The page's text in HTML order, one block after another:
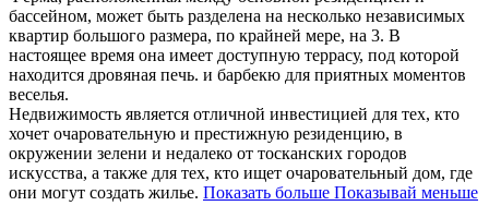
бассейном, может быть разделена на несколько независимых
квартир большого размера, по крайней мере, на 3. В
настоящее время она имеет доступную террасу, под которой
находится дровяная печь. и барбекю для приятных моментов
веселья.
Недвижимость является отличной инвестицией для тех, кто
хочет очаровательную и престижную резиденцию, в
окружении зелени и недалеко от тосканских городов
искусства, а также для тех, кто ищет очаровательный дом, где
они могут создать жилье. Показать больше Показывай меньше